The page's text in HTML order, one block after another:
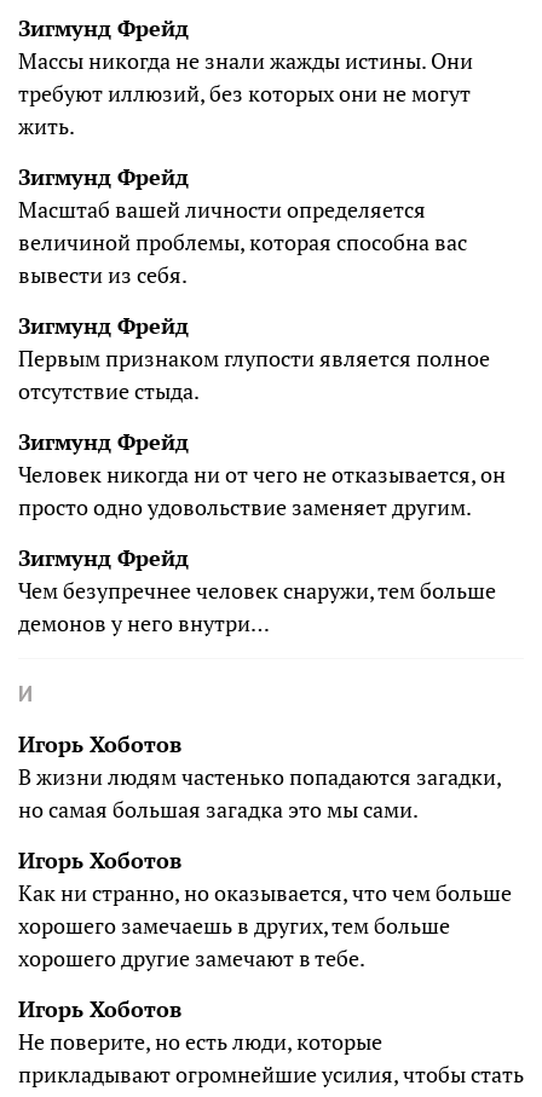
Зигмунд Фрейд
Массы никогда не знали жажды истины. Они
требуют иллюзий, без которых они не могут
жить.
Зигмунд Фрейд
Масштаб вашей личности определяется
величиной проблемы, которая способна вас
вывести из себя.
Зигмунд Фрейд
Первым признаком глупости является полное
отсутствие стыда.
Зигмунд Фрейд
Человек никогда ни от чего не отказывается, он
просто одно удовольствие заменяет другим.
Зигмунд Фрейд
Чем безупречнее человек снаружи, тем больше
демонов у него внутри…
И
Игорь Хоботов
В жизни людям частенько попадаются загадки,
но самая большая загадка это мы сами.
Игорь Хоботов
Как ни странно, но оказывается, что чем больше
хорошего замечаешь в других, тем больше
хорошего другие замечают в тебе.
Игорь Хоботов
Не поверите, но есть люди, которые
прикладывают огромнейшие усилия, чтобы стать